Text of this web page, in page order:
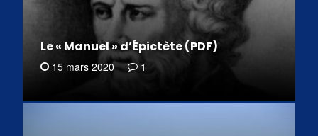
Le « Manuel » d’Épictète (PDF)
15 mars 2020 1